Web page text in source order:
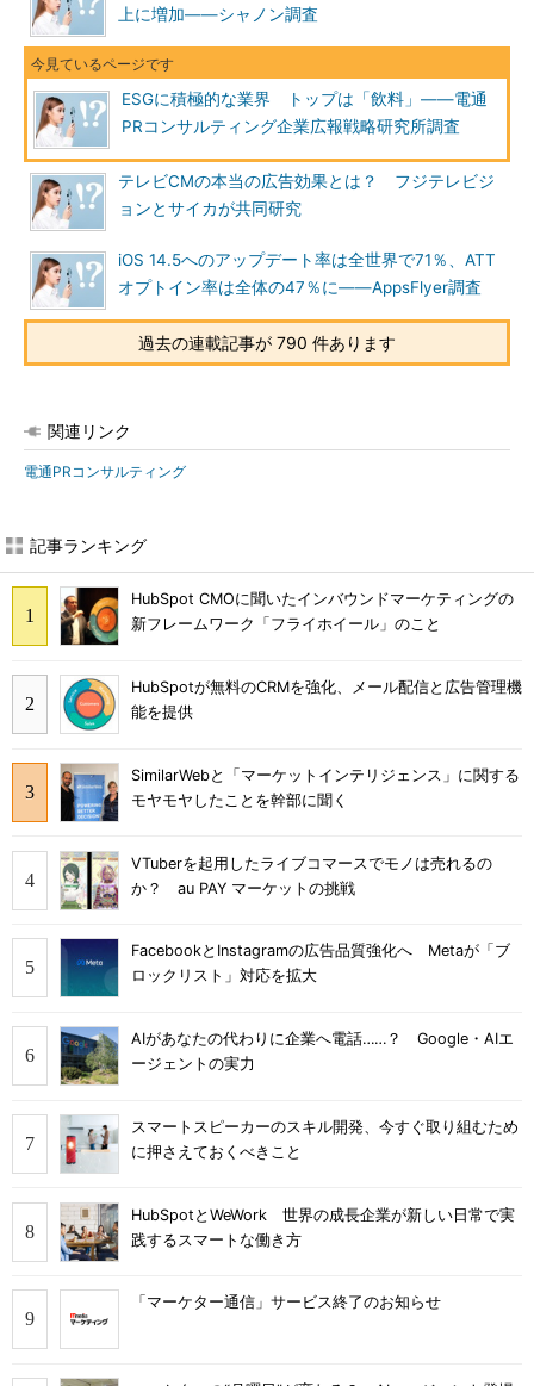
上に増加――シャノン調査
ESGに積極的な業界 トップは「飲料」――電通
PRコンサルティング企業広報戦略研究所調査
テレビCMの本当の広告効果とは？ フジテレビジ
ョンとサイカが共同研究
iOS 14.5へのアップデート率は全世界で71％、ATT
オプトイン率は全体の47％に――AppsFlyer調査
過去の連載記事が 790 件あります
関連リンク
電通PRコンサルティング
記事ランキング
HubSpot CMOに聞いたインバウンドマーケティングの
新フレームワーク「フライホイール」のこと
HubSpotが無料のCRMを強化、メール配信と広告管理機
能を提供
SimilarWebと「マーケットインテリジェンス」に関する
モヤモヤしたことを幹部に聞く
VTuberを起用したライブコマースでモノは売れるの
か？ au PAY マーケットの挑戦
FacebookとInstagramの広告品質強化へ Metaが「ブ
ロックリスト」対応を拡大
AIがあなたの代わりに企業へ電話……？ Google・AIエ
ージェントの実力
スマートスピーカーのスキル開発、今すぐ取り組むため
に押さえておくべきこと
HubSpotとWeWork 世界の成長企業が新しい日常で実
践するスマートな働き方
「マーケター通信」サービス終了のお知らせ